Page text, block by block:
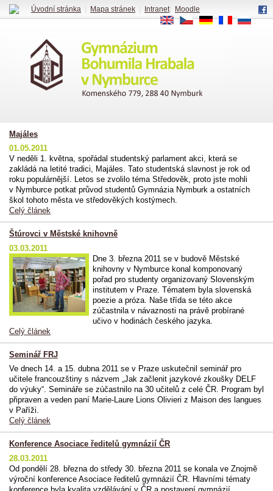
Majáles
01.05.2011
V neděli 1. května, spořádal studentský parlament akci, která se
zakládá na letité tradici, Majáles. Tato studentská slavnost je rok od
roku populárnější. Letos se zvolilo téma Středověk, proto jste mohli
v Nymburce potkat průvod studentů Gymnázia Nymburk a ostatních
škol tohoto města ve středověkých kostýmech.
Celý článek
Štúrovci v Městské knihovně
03.03.2011
Dne 3. března 2011 se v budově Městské
knihovny v Nymburce konal komponovaný
pořad pro studenty organizovaný Slovenským
institutem v Praze. Tématem byla slovenská
poezie a próza. Naše třída se této akce
zúčastnila v návaznosti na právě probírané
učivo v hodinách českého jazyka.
Celý článek
Seminář FRJ
Ve dnech 14. a 15. dubna 2011 se v Praze uskutečnil seminář pro
učitele francouzštiny s názvem „Jak začlenit jazykové zkoušky DELF
do výuky“. Semináře se zúčastnilo na 30 učitelů z celé ČR. Program byl
připraven a veden paní Marie-Laure Lions Olivieri z Maison des langues
v Paříži.
Celý článek
Konference Asociace ředitelů gymnázií ČR
28.03.2011
Od pondělí 28. března do středy 30. března 2011 se konala ve Znojmě
výroční konference Asociace ředitelů gymnázií ČR. Hlavními tématy
Úvodní stránka Mapa stránek Intranet|
Moodle
EN
CS DE FR RU